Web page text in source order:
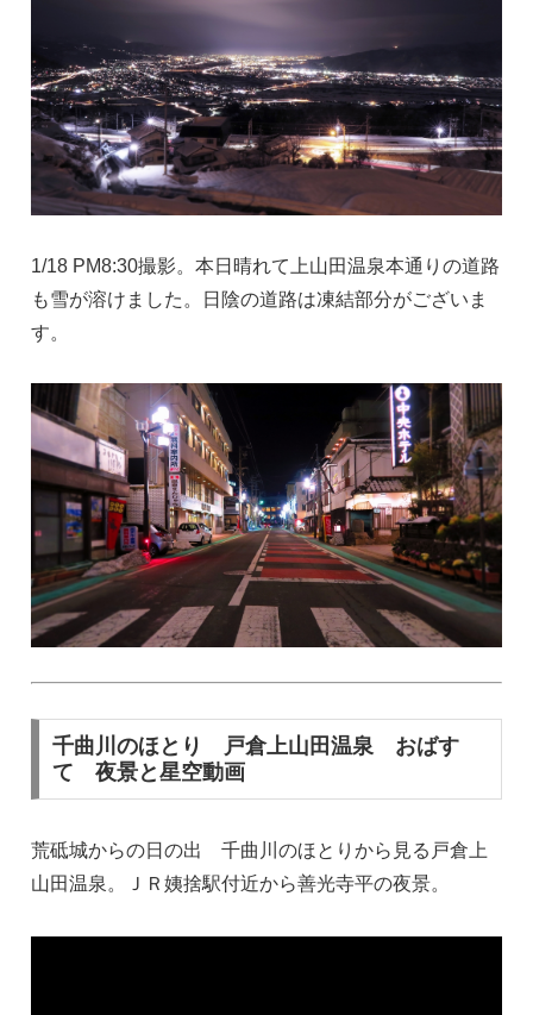
1/18 PM8:30撮影。本日晴れて上山田温泉本通りの道路
も雪が溶けました。日陰の道路は凍結部分がございま
す。
千曲川のほとり 戸倉上山田温泉 おばす
て 夜景と星空動画
荒砥城からの日の出 千曲川のほとりから見る戸倉上
山田温泉。ＪＲ姨捨駅付近から善光寺平の夜景。